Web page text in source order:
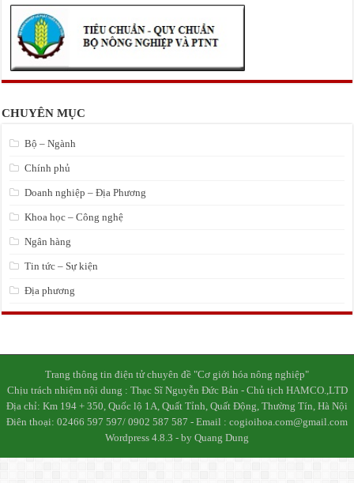
CHUYÊN MỤC
Bộ – Ngành
Chính phủ
Doanh nghiệp – Địa Phương
Khoa học – Công nghệ
Ngân hàng
Tin tức – Sự kiện
Địa phương
Trang thông tin điện tử chuyên đề "Cơ giới hóa nông nghiệp"
Chịu trách nhiệm nội dung : Thạc Sĩ Nguyễn Đức Bản - Chủ tịch HAMCO.,LTD
Địa chỉ: Km 194 + 350, Quốc lộ 1A, Quất Tỉnh, Quất Động, Thường Tín, Hà Nội
Điên thoại: 02466 597 597/ 0902 587 587 - Email : cogioihoa.com@gmail.com
Wordpress 4.8.3 - by Quang Dung